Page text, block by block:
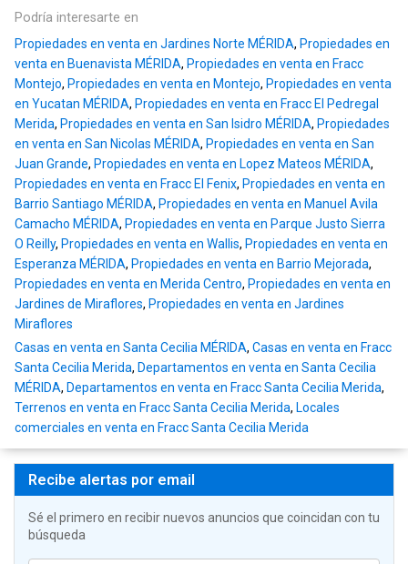
Podría interesarte en
Propiedades en venta en Jardines Norte MÉRIDA, Propiedades en
venta en Buenavista MÉRIDA, Propiedades en venta en Fracc
Montejo, Propiedades en venta en Montejo, Propiedades en venta
en Yucatan MÉRIDA, Propiedades en venta en Fracc El Pedregal
Merida, Propiedades en venta en San Isidro MÉRIDA, Propiedades
en venta en San Nicolas MÉRIDA, Propiedades en venta en San
Juan Grande, Propiedades en venta en Lopez Mateos MÉRIDA,
Propiedades en venta en Fracc El Fenix, Propiedades en venta en
Barrio Santiago MÉRIDA, Propiedades en venta en Manuel Avila
Camacho MÉRIDA, Propiedades en venta en Parque Justo Sierra
O Reilly, Propiedades en venta en Wallis, Propiedades en venta en
Esperanza MÉRIDA, Propiedades en venta en Barrio Mejorada,
Propiedades en venta en Merida Centro, Propiedades en venta en
Jardines de Miraflores, Propiedades en venta en Jardines
Miraflores
Casas en venta en Santa Cecilia MÉRIDA, Casas en venta en Fracc
Santa Cecilia Merida, Departamentos en venta en Santa Cecilia
MÉRIDA, Departamentos en venta en Fracc Santa Cecilia Merida,
Terrenos en venta en Fracc Santa Cecilia Merida, Locales
comerciales en venta en Fracc Santa Cecilia Merida
Recibe alertas por email
Sé el primero en recibir nuevos anuncios que coincidan con tu
búsqueda